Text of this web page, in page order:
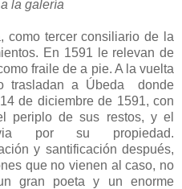
la galería
como tercer consiliario de la
En 1591 le relevan de
fraile de a pie. A la vuelta
trasladan a Úbeda donde
de diciembre de 1591, con
periplo de sus restos, y el
por su propiedad.
y santificación después,
que no vienen al caso, no
gran poeta y un enorme